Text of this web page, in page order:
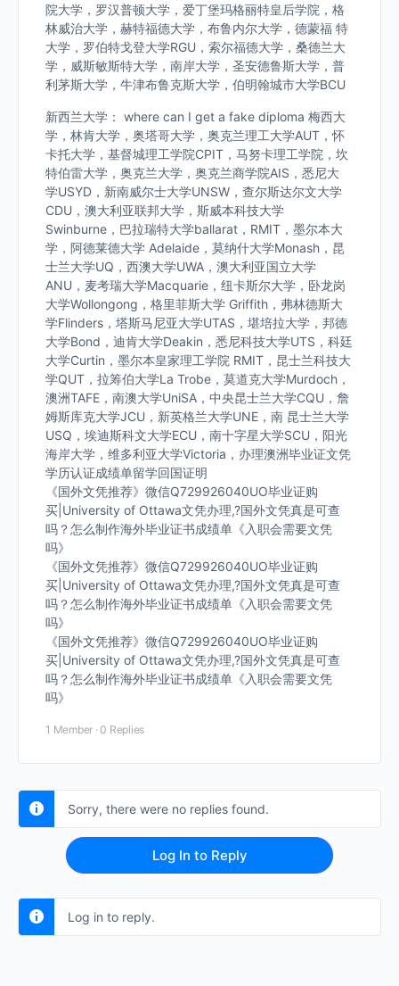
院大学，罗汉普顿大学，爱丁堡玛格丽特皇后学院，格
林威治大学，赫特福德大学，布鲁内尔大学，德蒙福 特
大学，罗伯特戈登大学RGU，索尔福德大学，桑德兰大
学，威斯敏斯特大学，南岸大学，圣安德鲁斯大学，普
利茅斯大学，牛津布鲁克斯大学，伯明翰城市大学BCU
新西兰大学： where can I get a fake diploma 梅西大
学，林肯大学，奥塔哥大学，奥克兰理工大学AUT，怀
卡托大学，基督城理工学院CPIT，马努卡理工学院，坎
特伯雷大学，奥克兰大学，奥克兰商学院AIS，悉尼大
学USYD，新南威尔士大学UNSW，查尔斯达尔文大学
CDU，澳大利亚联邦大学，斯威本科技大学
Swinburne，巴拉瑞特大学ballarat，RMIT，墨尔本大
学，阿德莱德大学 Adelaide，莫纳什大学Monash，昆
士兰大学UQ，西澳大学UWA，澳大利亚国立大学
ANU，麦考瑞大学Macquarie，纽卡斯尔大学，卧龙岗
大学Wollongong，格里菲斯大学 Griffith，弗林德斯大
学Flinders，塔斯马尼亚大学UTAS，堪培拉大学，邦德
大学Bond，迪肯大学Deakin，悉尼科技大学UTS，科廷
大学Curtin，墨尔本皇家理工学院 RMIT，昆士兰科技大
学QUT，拉筹伯大学La Trobe，莫道克大学Murdoch，
澳洲TAFE，南澳大学UniSA，中央昆士兰大学CQU，詹
姆斯库克大学JCU，新英格兰大学UNE，南 昆士兰大学
USQ，埃迪斯科文大学ECU，南十字星大学SCU，阳光
海岸大学，维多利亚大学Victoria，办理澳洲毕业证文凭
学历认证成绩单留学回国证明
《国外文凭推荐》微信Q729926040UO毕业证购
买|University of Ottawa文凭办理,?国外文凭真是可查
吗？怎么制作海外毕业证书成绩单《入职会需要文凭
吗》
《国外文凭推荐》微信Q729926040UO毕业证购
买|University of Ottawa文凭办理,?国外文凭真是可查
吗？怎么制作海外毕业证书成绩单《入职会需要文凭
吗》
《国外文凭推荐》微信Q729926040UO毕业证购
买|University of Ottawa文凭办理,?国外文凭真是可查
吗？怎么制作海外毕业证书成绩单《入职会需要文凭
吗》
1 Member · 0 Replies
Sorry, there were no replies found.
Log In to Reply
Log in to reply.